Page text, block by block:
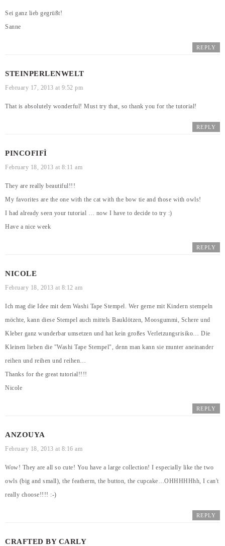
Sei ganz lieb gegrüßt!
Sanne
REPLY
STEINPERLENWELT
February 17, 2013 at 9:52 pm
That is absolutely wonderful! Must try that, so thank you for the tutorial!
REPLY
PINCOFIFÌ
February 18, 2013 at 8:11 am
They are really beautiful!!!
My favorites are the one with the cat with the bow tie and those with owls!
I had already seen your tutorial … now I have to decide to try :)
Have a nice week
REPLY
NICOLE
February 18, 2013 at 8:12 am
Ich mag die Idee mit dem Washi Tape Stempel. Wer gerne mit Kindern stempeln
möchte, kann diese Stempel auch mittels Bauklötzen, Moosgummi, Schere und
Kleber ganz wunderbar umsetzen und hat kein großes Verletzungsrisiko… Die
Kleinen lieben die "Washi Tape Stempel", denn man kann sie munter aneinander
reihen und reihen und reihen…
Thanks for the great tutorial!!!!
Nicole
REPLY
ANZOUYA
February 18, 2013 at 8:16 am
Wow! They are all so cute! You have a large collection! I especially like the two
owls (big and small), the featherm, the button, the cupcake…OHHHHHhh, I can't
really choose!!!! :-)
REPLY
CRAFTED BY CARLY